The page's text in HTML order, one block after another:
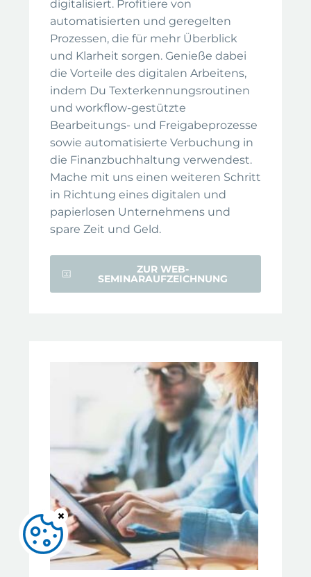
digitalisiert. Profitiere von
automatisierten und geregelten
Prozessen, die für mehr Überblick
und Klarheit sorgen. Genieße dabei
die Vorteile des digitalen Arbeitens,
indem Du Texterkennungsroutinen
und workflow-gestützte
Bearbeitungs- und Freigabeprozesse
sowie automatisierte Verbuchung in
die Finanzbuchhaltung verwendest.
Mache mit uns einen weiteren Schritt
in Richtung eines digitalen und
papierlosen Unternehmens und
spare Zeit und Geld.
ZUR WEB-
SEMINARAUFZEICHNUNG